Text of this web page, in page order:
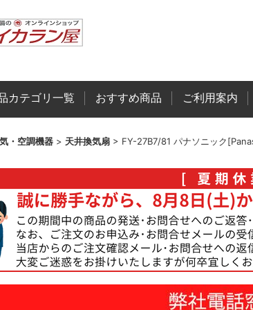
カテゴリ一覧 おすすめ商品 ご利用案内
・空調機器 > 天井換気扇 > FY-27B7/81 パナソニック